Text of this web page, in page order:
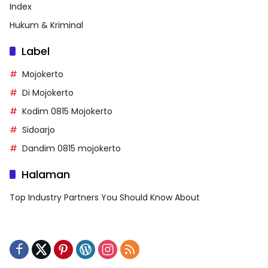
Index
Hukum & Kriminal
Label
Mojokerto
Di Mojokerto
Kodim 0815 Mojokerto
Sidoarjo
Dandim 0815 mojokerto
Halaman
Top Industry Partners You Should Know About